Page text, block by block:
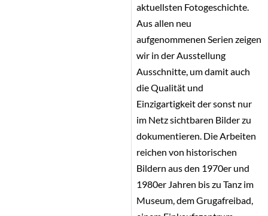
aktuellsten Fotogeschichte.
Aus allen neu
aufgenommenen Serien zeigen
wir in der Ausstellung
Ausschnitte, um damit auch
die Qualität und
Einzigartigkeit der sonst nur
im Netz sichtbaren Bilder zu
dokumentieren. Die Arbeiten
reichen von historischen
Bildern aus den 1970er und
1980er Jahren bis zu Tanz im
Museum, dem Grugafreibad,